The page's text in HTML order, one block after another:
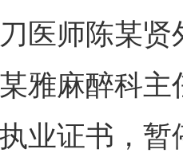
医师陈某
雅麻醉科
业证书，